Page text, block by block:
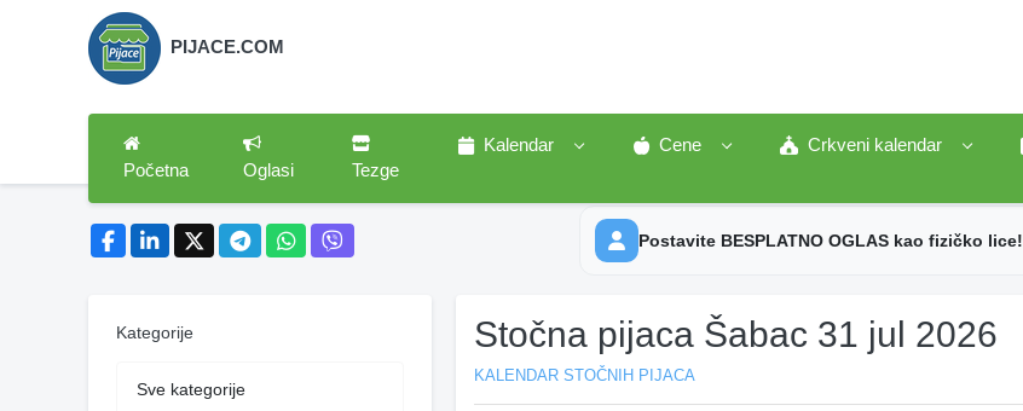
PIJACE.COM
Početna Oglasi Tezge
Kalendar Cene Crkveni kalendar
Postavite BESPLATNO OGLAS kao fizičko lice!
Kategorije
Sve kategorije
Stočna pijaca Šabac 31 jul 2026
KALENDAR STOČNIH PIJACA